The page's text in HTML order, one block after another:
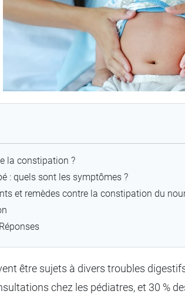
la constipation ?
: quels sont les symptômes ?
et remèdes contre la constipation du
être sujets à divers troubles
chez les pédiatres, et 30 %